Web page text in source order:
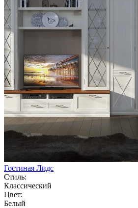
Гостиная Лидс
Стиль:
Классический
Цвет:
Белый